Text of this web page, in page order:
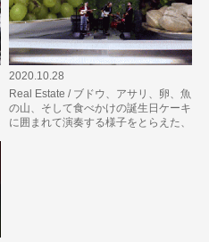
2020.10.28
Real Estate / ブドウ、アサリ、卵、魚
の山、そして食べかけの誕生日ケーキ
に囲まれて演奏する様子をとらえた、